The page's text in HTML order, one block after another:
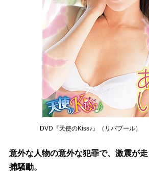
DVD『天使のKiss♪』（リバプール）
意外な人物の意外な犯罪で、激震が
捕騒動。